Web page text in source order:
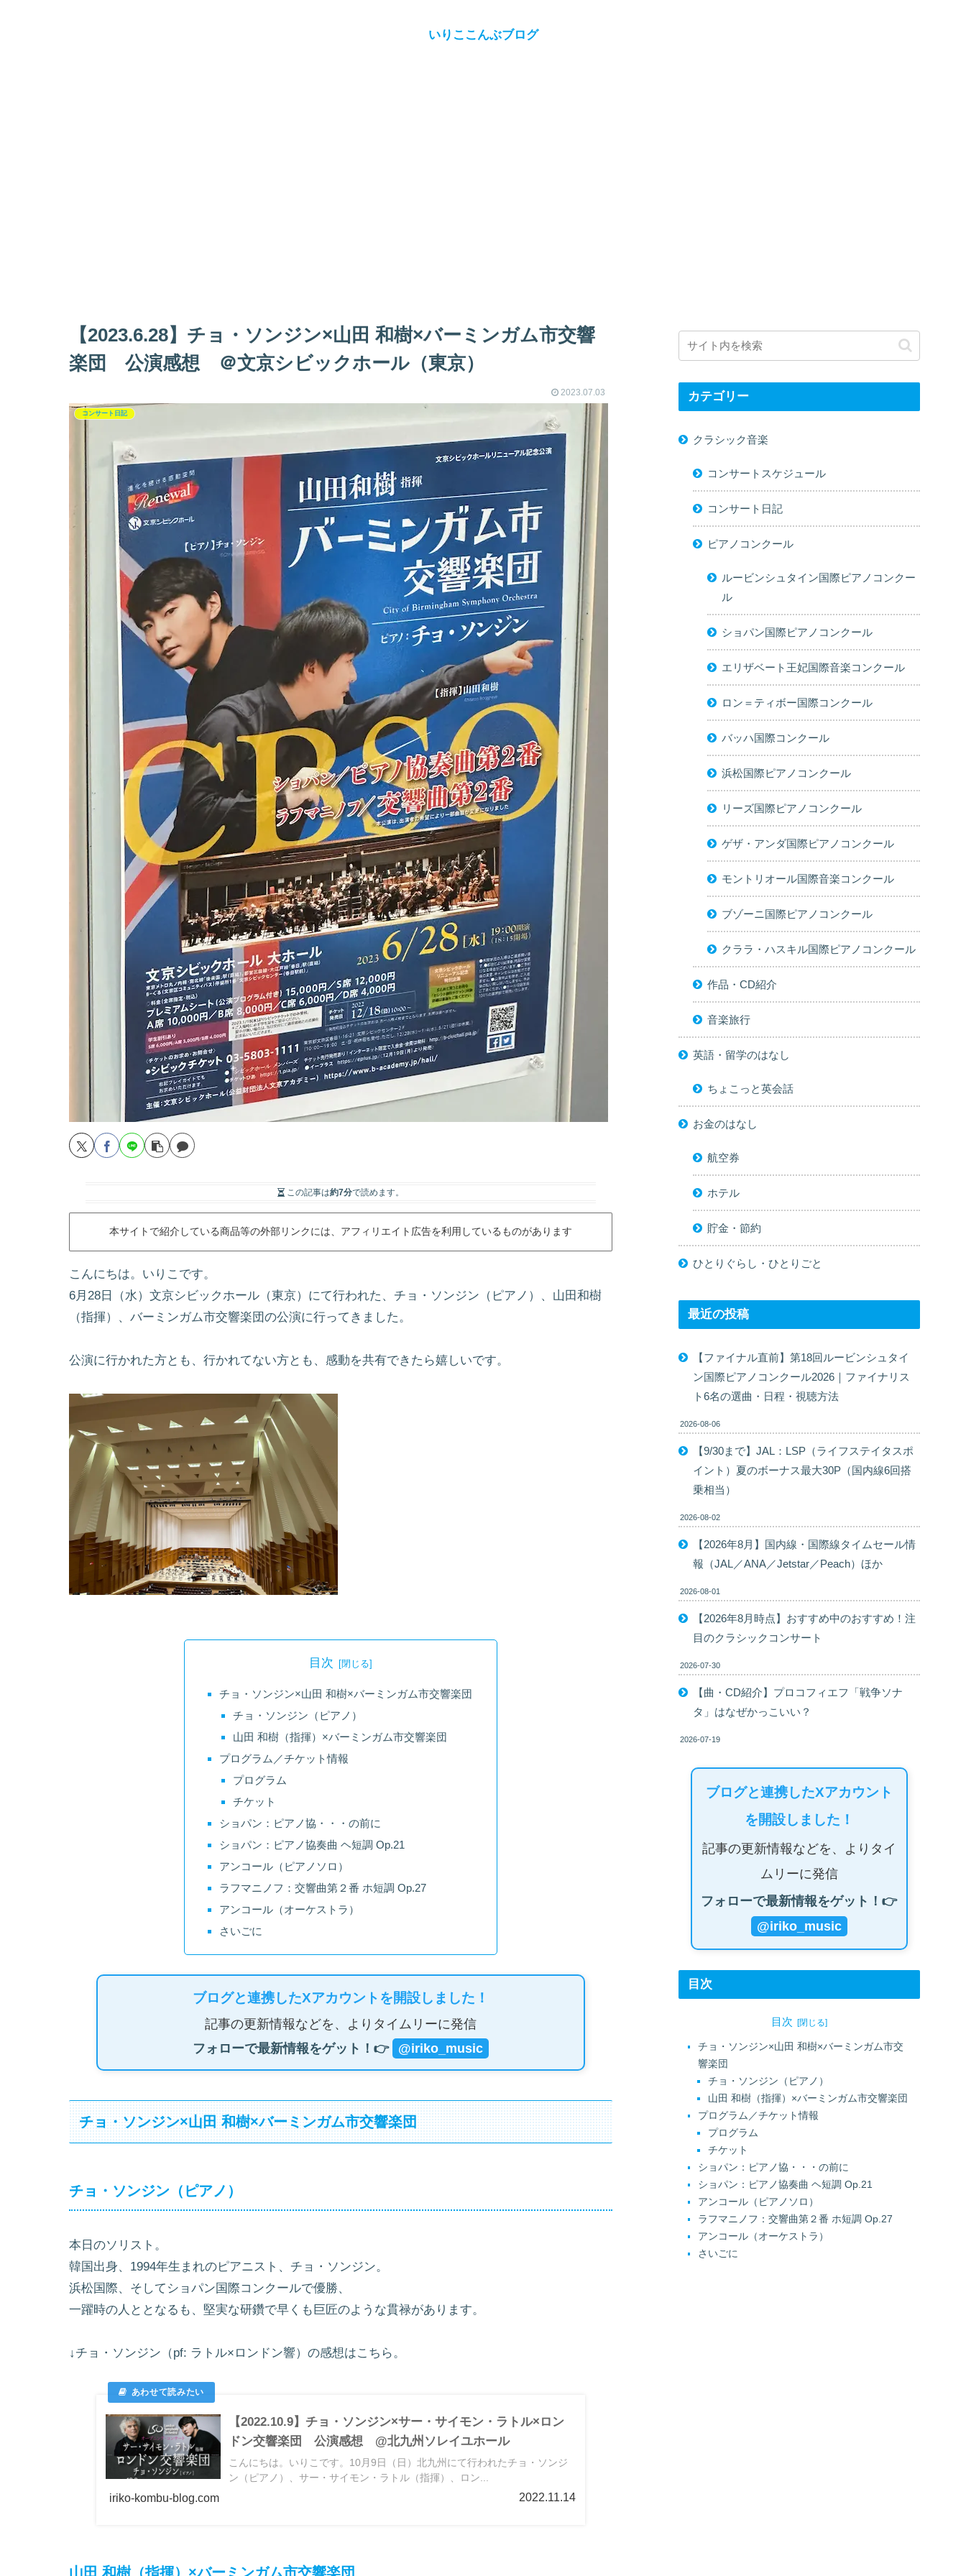
いりここんぶブログ
【2023.6.28】チョ・ソンジン×山田 和樹×バーミンガム市交響
楽団 公演感想 ＠文京シビックホール（東京）
2023.07.03
コンサート日記
この記事は約7分で読めます。
本サイトで紹介している商品等の外部リンクには、アフィリエイト広告を利用しているものがあります
こんにちは。いりこです。
6月28日（水）文京シビックホール（東京）にて行われた、チョ・ソンジン（ピアノ）、山田和樹
（指揮）、バーミンガム市交響楽団の公演に行ってきました。
公演に行かれた方とも、行かれてない方とも、感動を共有できたら嬉しいです。
目次
チョ・ソンジン×山田 和樹×バーミンガム市交響楽団
チョ・ソンジン（ピアノ）
山田 和樹（指揮）×バーミンガム市交響楽団
プログラム／チケット情報
プログラム
チケット
ショパン：ピアノ協・・・の前に
ショパン：ピアノ協奏曲 ヘ短調 Op.21
アンコール（ピアノソロ）
ラフマニノフ：交響曲第２番 ホ短調 Op.27
アンコール（オーケストラ）
さいごに
ブログと連携したXアカウントを開設しました！
記事の更新情報などを、よりタイムリーに発信
フォローで最新情報をゲット！👉
@iriko_music
チョ・ソンジン×山田 和樹×バーミンガム市交響楽団
チョ・ソンジン（ピアノ）
本日のソリスト。
韓国出身、1994年生まれのピアニスト、チョ・ソンジン。
浜松国際、そしてショパン国際コンクールで優勝、
一躍時の人ととなるも、堅実な研鑽で早くも巨匠のような貫禄があります。
↓チョ・ソンジン（pf: ラトル×ロンドン響）の感想はこちら。
【2022.10.9】チョ・ソンジン×サー・サイモン・ラトル×ロン
ドン交響楽団 公演感想 @北九州ソレイユホール
こんにちは。いりこです。10月9日（日）北九州にて行われたチョ・ソンジ
ン（ピアノ）、サー・サイモン・ラトル（指揮）、ロン...
iriko-kombu-blog.com 2022.11.14
山田 和樹（指揮）×バーミンガム市交響楽団
カテゴリー
クラシック音楽
コンサートスケジュール
コンサート日記
ピアノコンクール
ルービンシュタイン国際ピアノコンクー
ル
ショパン国際ピアノコンクール
エリザベート王妃国際音楽コンクール
ロン＝ティボー国際コンクール
バッハ国際コンクール
浜松国際ピアノコンクール
リーズ国際ピアノコンクール
ゲザ・アンダ国際ピアノコンクール
モントリオール国際音楽コンクール
ブゾーニ国際ピアノコンクール
クララ・ハスキル国際ピアノコンクール
作品・CD紹介
音楽旅行
英語・留学のはなし
ちょこっと英会話
お金のはなし
航空券
ホテル
貯金・節約
ひとりぐらし・ひとりごと
最近の投稿
【ファイナル直前】第18回ルービンシュタイ
ン国際ピアノコンクール2026｜ファイナリス
ト6名の選曲・日程・視聴方法
2026-08-06
【9/30まで】JAL：LSP（ライフステイタスポ
イント）夏のボーナス最大30P（国内線6回搭
乗相当）
2026-08-02
【2026年8月】国内線・国際線タイムセール情
報（JAL／ANA／Jetstar／Peach）ほか
2026-08-01
【2026年8月時点】おすすめ中のおすすめ！注
目のクラシックコンサート
2026-07-30
【曲・CD紹介】プロコフィエフ「戦争ソナ
タ」はなぜかっこいい？
2026-07-19
ブログと連携したXアカウント
を開設しました！
記事の更新情報などを、よりタイ
ムリーに発信
フォローで最新情報をゲット！👉
@iriko_music
目次
目次
チョ・ソンジン×山田 和樹×バーミンガム市交
響楽団
チョ・ソンジン（ピアノ）
山田 和樹（指揮）×バーミンガム市交響楽団
プログラム／チケット情報
プログラム
チケット
ショパン：ピアノ協・・・の前に
ショパン：ピアノ協奏曲 ヘ短調 Op.21
アンコール（ピアノソロ）
ラフマニノフ：交響曲第２番 ホ短調 Op.27
アンコール（オーケストラ）
さいごに